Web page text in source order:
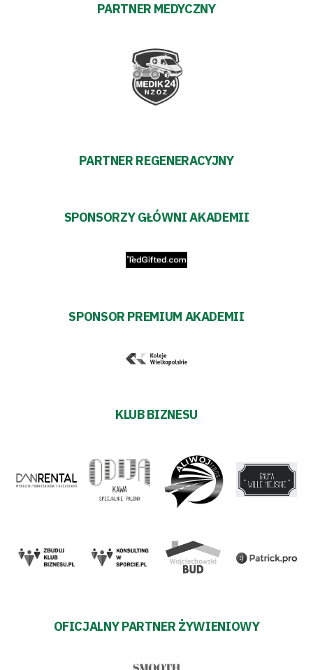
PARTNER MEDYCZNY
PARTNER REGENERACYJNY
SPONSORZY GŁÓWNI AKADEMII
SPONSOR PREMIUM AKADEMII
KLUB BIZNESU
OFICJALNY PARTNER ŻYWIENIOWY